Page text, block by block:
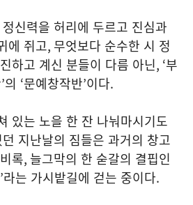
신력을 허리에 두르고 진심과
에 쥐고, 무엇보다 순수한 시 정
하고 계신 분들이 다름 아닌, ‘부
’의 ‘문예창작반’이다.
있는 노을 한 잔 나눠마시기도
지난날의 짐들은 과거의 창고
록, 늘그막의 한 숟갈의 결핍인
’라는 가시밭길에 걷는 중이다.